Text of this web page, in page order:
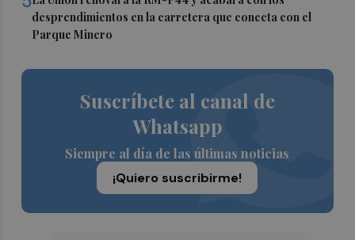
desprendimientos en la carretera que conecta con el
Parque Minero
Suscríbete al canal de
Whatsapp
Siempre al día de las últimas noticias
¡Quiero suscribirme!